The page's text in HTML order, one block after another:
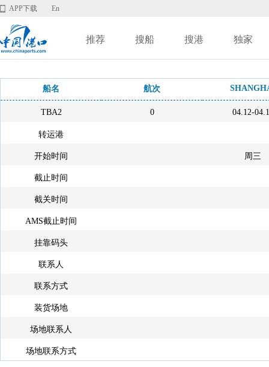
APP下载 En
推荐 搜船 搜港 独家
船名 航次
TBA2 0 04.12-
转运港
开始时间 周三
截止时间
截关时间
AMS截止时间
挂靠码头
联系人
联系方式
装货场地
场地联系人
场地联系方式